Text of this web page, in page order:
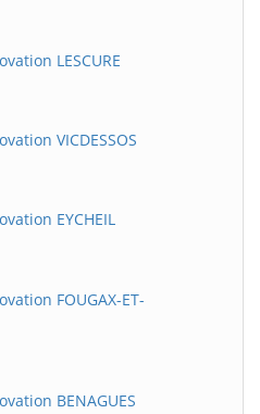
LESCURE
VICDESSOS
EYCHEIL
FOUGAX-ET-
BENAGUES